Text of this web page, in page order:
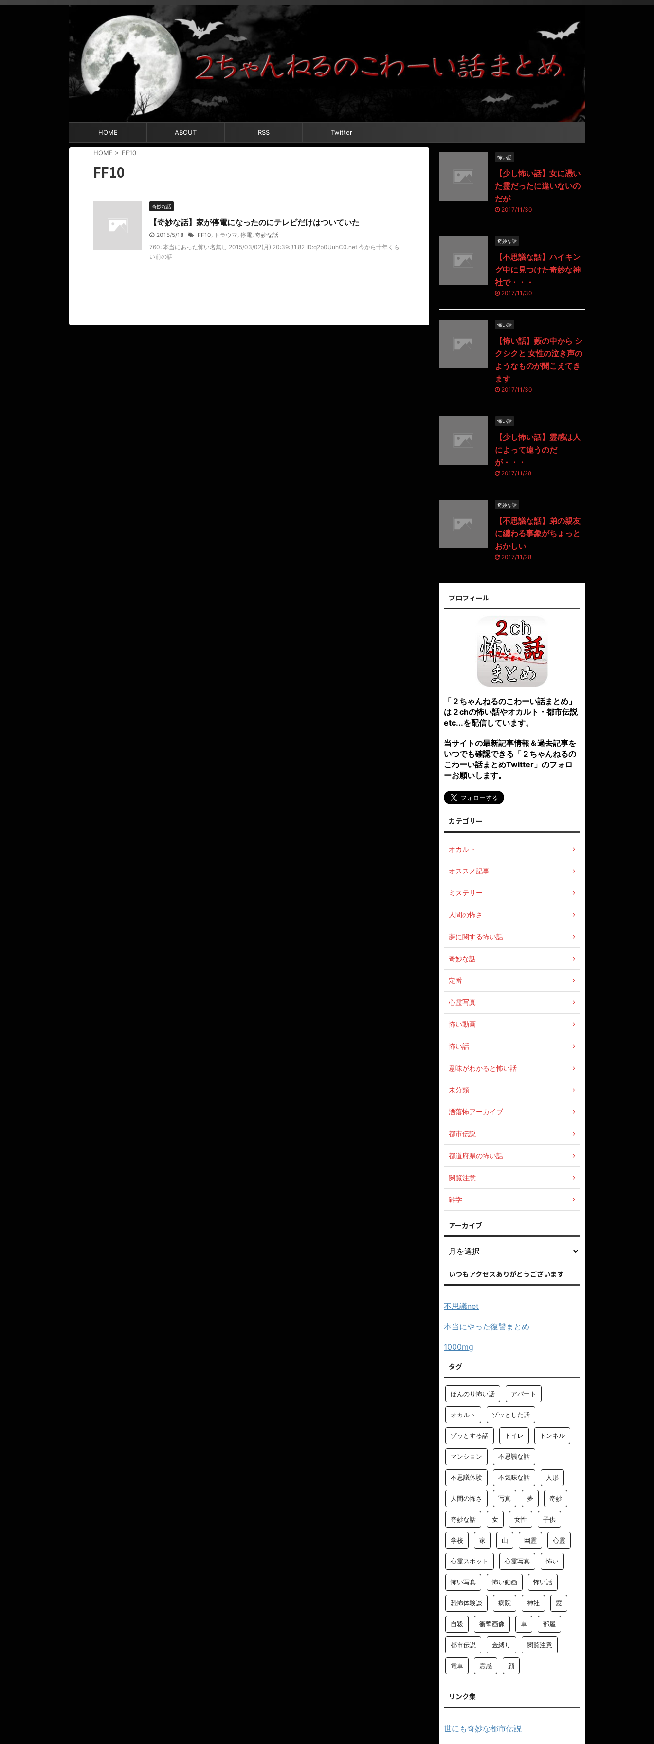
HOME ABOUT RSS Twitter
HOME > FF10
FF10
奇妙な話
【奇妙な話】家が停電になったのにテレビだけはついていた
2015/5/18 FF10 トラウマ 停電 奇妙な話
760: 本当にあった怖い名無し 2015/03/02(月) 20:39:31.82 ID:q2b0UuhC0.net 今から十年くら
い前の話
怖い話
【少し怖い話】女に憑い
た霊だったに違いないの
だが
2017/11/30
奇妙な話
【不思議な話】ハイキン
グ中に見つけた奇妙な神
社で・・・
2017/11/30
怖い話
【怖い話】藪の中から シ
クシクと 女性の泣き声の
ようなものが聞こえてき
ます
2017/11/30
怖い話
【少し怖い話】霊感は人
によって違うのだ
が・・・
2017/11/28
奇妙な話
【不思議な話】弟の親友
に纏わる事象がちょっと
おかしい
2017/11/28
プロフィール
「２ちゃんねるのこわーい話まとめ」
は２chの怖い話やオカルト・都市伝説
etc...を配信しています。
当サイトの最新記事情報＆過去記事を
いつでも確認できる「２ちゃんねるの
こわーい話まとめTwitter」のフォロ
ーお願いします。
カテゴリー
オカルト
オススメ記事
ミステリー
人間の怖さ
夢に関する怖い話
奇妙な話
定番
心霊写真
怖い動画
怖い話
意味がわかると怖い話
未分類
洒落怖アーカイブ
都市伝説
都道府県の怖い話
閲覧注意
雑学
アーカイブ
いつもアクセスありがとうございます
不思議net
本当にやった復讐まとめ
1000mg
タグ
ほんのり怖い話 アパート
オカルト ゾッとした話
ゾッとする話 トイレ トンネル
マンション 不思議な話
不思議体験 不気味な話 人形
人間の怖さ 写真 夢 奇妙
奇妙な話 女 女性 子供
学校 家 山 幽霊 心霊
心霊スポット 心霊写真 怖い
怖い写真 怖い動画 怖い話
恐怖体験談 病院 神社 窓
自殺 衝撃画像 車 部屋
都市伝説 金縛り 閲覧注意
電車 霊感 顔
リンク集
世にも奇妙な都市伝説